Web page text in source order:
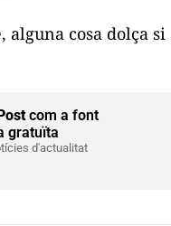
alguna cosa dolça si
com a font
gratuïta
d'actualitat